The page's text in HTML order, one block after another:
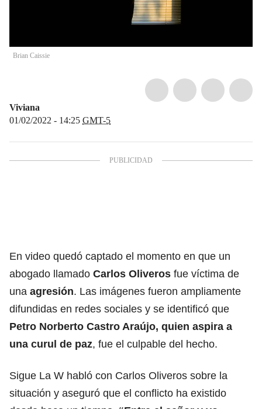
Brian Caissie
Viviana
01/02/2022 - 14:25 GMT-5
En video quedó captado el momento en que un
abogado llamado Carlos Oliveros fue víctima de
una agresión. Las imágenes fueron ampliamente
difundidas en redes sociales y se identificó que
Petro Norberto Castro Araújo, quien aspira a
una curul de paz, fue el culpable del hecho.
Sigue La W habló con Carlos Oliveros sobre la
situación y aseguró que el conflicto ha existido